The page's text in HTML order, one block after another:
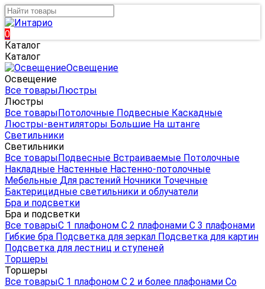
0
Каталог
Каталог
Освещение
Освещение
Все товарыЛюстры
Люстры
Все товарыПотолочные Подвесные Каскадные
Люстры-вентиляторы Большие На штанге
Светильники
Светильники
Все товарыПодвесные Встраиваемые Потолочные
Накладные Настенные Настенно-потолочные
Мебельные Для растений Ночники Точечные
Бактерицидные светильники и облучатели
Бра и подсветки
Бра и подсветки
Все товарыС 1 плафоном С 2 плафонами С 3 плафонами
Гибкие бра Подсветка для зеркал Подсветка для картин
Подсветка для лестниц и ступеней
Торшеры
Торшеры
Все товарыС 1 плафоном С 2 и более плафонами Со